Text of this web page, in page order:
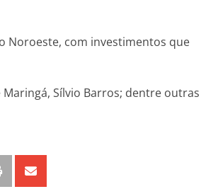
Noroeste, com investimentos que
Sílvio Barros; dentre outras